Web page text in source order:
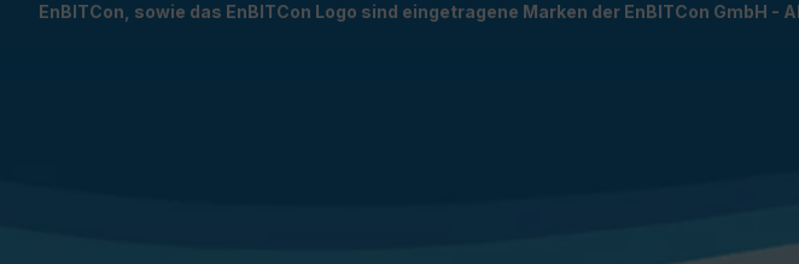
EnBITCon, sowie das EnBITCon Logo sind eingetragene Marken der EnBITCon GmbH -